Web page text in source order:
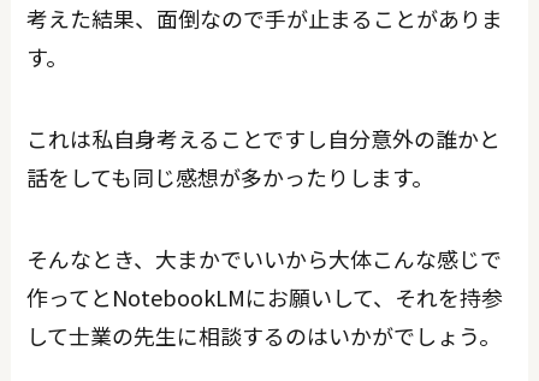
考えた結果、面倒なので手が止まることがありま
す。
これは私自身考えることですし自分意外の誰かと
話をしても同じ感想が多かったりします。
そんなとき、大まかでいいから大体こんな感じで
作ってとNotebookLMにお願いして、それを持参
して士業の先生に相談するのはいかがでしょう。